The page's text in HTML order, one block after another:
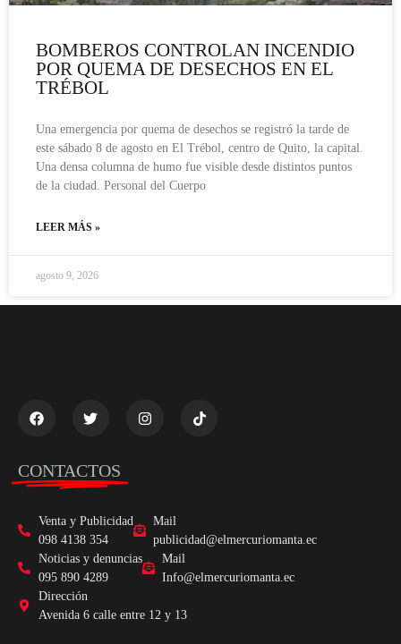
BOMBEROS CONTROLAN INCENDIO
POR QUEMA DE DESECHOS EN EL
TRÉBOL
Una emergencia por quema de desechos se registró la tarde de
este sábado 8 de agosto en El Trébol, centro de Quito, la capital.
Una densa columna de humo fue visible desde distintos puntos
de la ciudad. Personal del Cuerpo
LEER MÁS »
agosto 9, 2026
CONTACTOS
Venta y Publicidad
098 4138 354
Mail
publicidad@elmercuriomanta.ec
Noticias y denuncias
095 890 4289
Mail
Info@elmercuriomanta.ec
Dirección
Avenida 6 calle entre 12 y 13